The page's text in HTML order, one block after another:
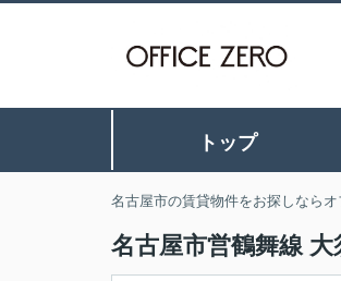
トップ
名古屋市の賃貸物件をお探しならオ
名古屋市営鶴舞線